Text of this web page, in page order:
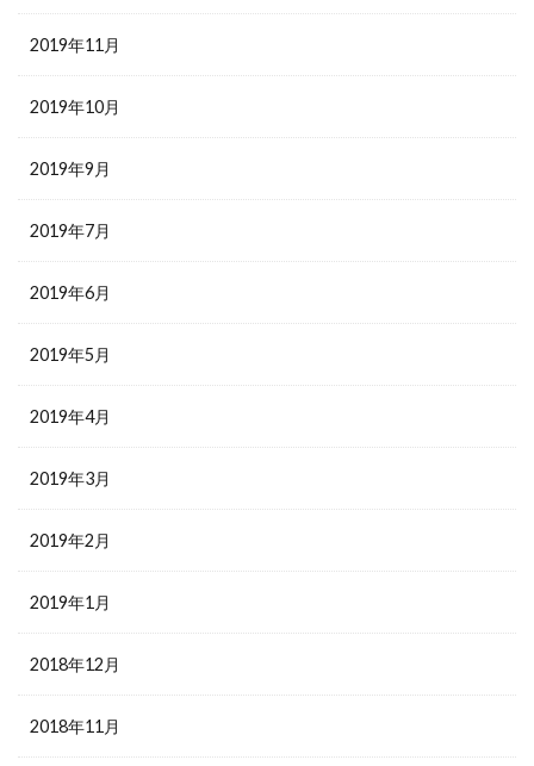
2019年11月
2019年10月
2019年9月
2019年7月
2019年6月
2019年5月
2019年4月
2019年3月
2019年2月
2019年1月
2018年12月
2018年11月